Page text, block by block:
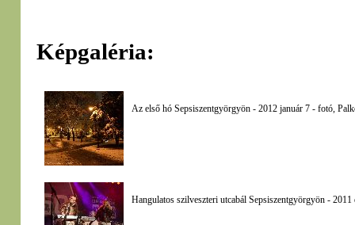
Képgaléria:
Az első hó Sepsiszentgyörgyön - 2012 január 7 - fotó,
Hangulatos szilveszteri utcabál Sepsiszentgyörgyön -